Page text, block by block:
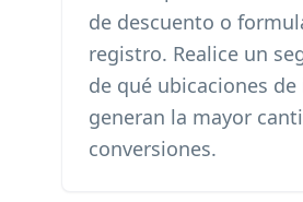
de descuento o
registro. Realice un
de qué ubicaciones
generan la mayor
conversiones.